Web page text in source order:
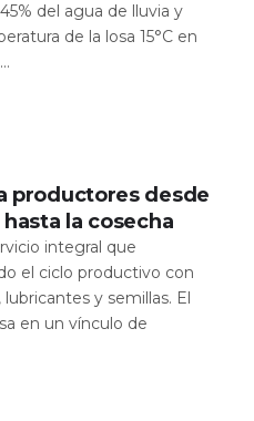
del agua de lluvia y
de la losa 15°C en
productores desde
hasta la cosecha
integral que
el ciclo productivo con
y semillas. El
en un vínculo de